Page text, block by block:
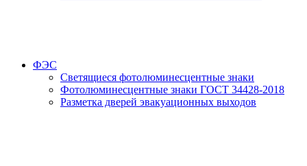
ФЭС
Светящиеся фотолюминесцентные знаки
Фотолюминесцентные знаки ГОСТ 34428-2018
Разметка дверей эвакуационных выходов